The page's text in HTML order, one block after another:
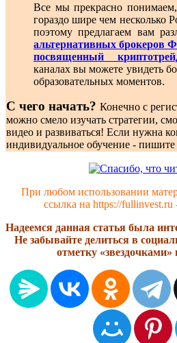
Все мы прекрасно
гораздо шире чем несколько
поэтому предлагаем вам
альтернативных брокеров
посвященный
каналах вы можете увидеть
образовательных моментов.
С чего начать? Конечно с
можно смело изучать стратегии,
видео и развиваться! Если нужна
индивидуальное обучение -
При любом использовании
ссылка на https://
Надеемся данная статья была
Не забывайте делиться в
отметку